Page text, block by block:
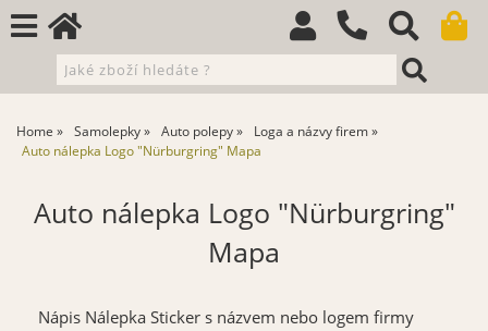
Home Samolepky Auto polepy
Loga a názvy firem
Auto nálepka Logo "Nürburgring" Mapa
Auto nálepka Logo "Nürburgring"
Mapa
Nápis Nálepka Sticker s názvem nebo logem firmy